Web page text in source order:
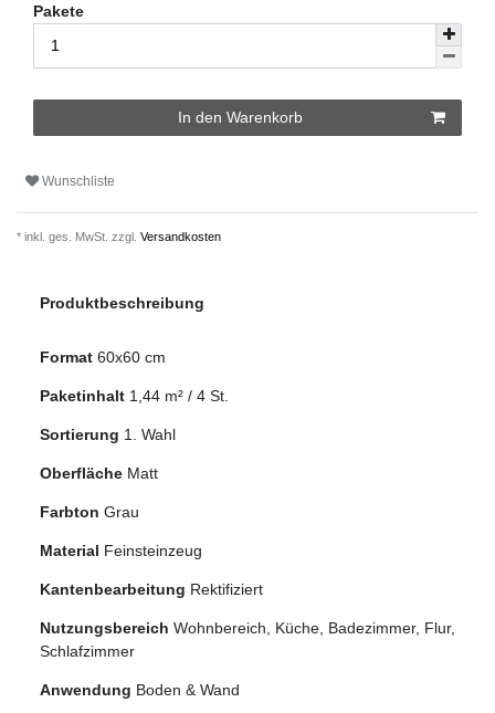
Pakete
In den Warenkorb
Wunschliste
* inkl. ges. MwSt. zzgl. Versandkosten
Produktbeschreibung
Format 60x60 cm
Paketinhalt 1,44 m² / 4 St.
Sortierung 1. Wahl
Oberfläche Matt
Farbton Grau
Material Feinsteinzeug
Kantenbearbeitung Rektifiziert
Nutzungsbereich Wohnbereich, Küche, Badezimmer, Flur,
Schlafzimmer
Anwendung Boden & Wand